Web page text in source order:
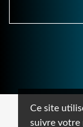
Ce site
suivre votre